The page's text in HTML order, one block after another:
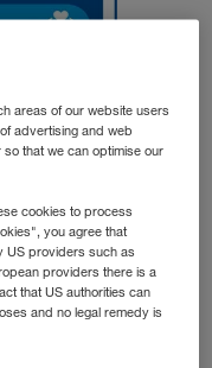
работе в
areas of our website users
advertising and web
that we can optimise our
cookies to process
you agree that
US providers such as
providers there is a
that US authorities can
and no legal remedy is